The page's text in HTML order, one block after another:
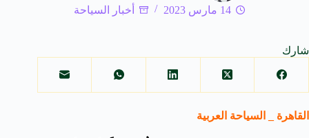
14 مارس 2023 أخبار السياحة
شارك
القاهرة _ السياحة العربية